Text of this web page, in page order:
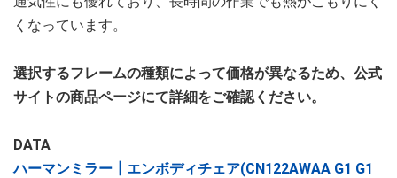
くなっています。
選択するフレームの種類によって価格が異なるため、公式
サイトの商品ページにて詳細をご確認ください。
DATA
ハーマンミラー┃エンボディチェア(CN122AWAA G1 G1